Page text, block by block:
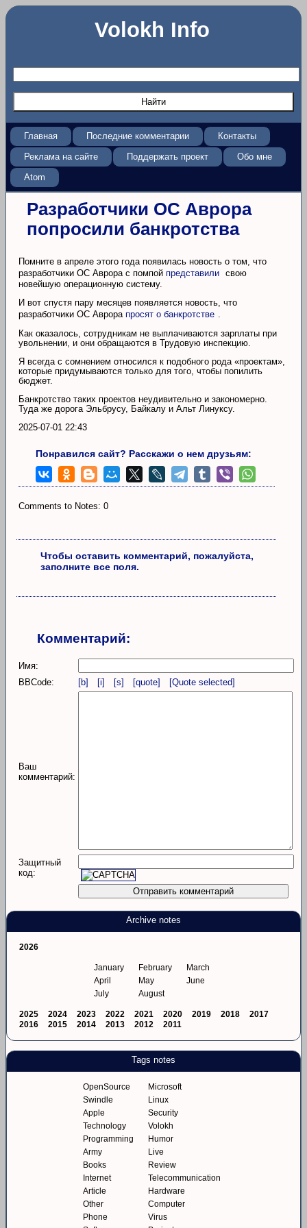
Volokh Info
Главная Последние комментарии
Контакты
Реклама на сайте
Поддержать проект
Обо мне
Atom
Разработчики ОС Аврора
попросили банкротства
Помните в апреле этого года появилась новость о том, что
разработчики ОС Аврора с помпой представили свою
новейшую операционную систему.
И вот спустя пару месяцев появляется новость, что
разработчики ОС Аврора просят о банкротстве
Как оказалось, сотрудникам не выплачиваются зарплаты при
увольнении, и они обращаются в Трудовую инспекцию.
Я всегда с сомнением относился к подобного рода «проектам»,
которые придумываются только для того, чтобы попилить
бюджет.
Банкротство таких проектов неудивительно и закономерно.
Туда же дорога Эльбрусу, Байкалу и Альт Линуксу.
2025-07-01 22:43
Понравился сайт? Расскажи о нем друзьям:
Comments to Notes: 0
Чтобы оставить комментарий, пожалуйста,
заполните все поля.
Комментарий:
Имя:
BBCode:
[b] [i] [s] [quote] [Quote selected]
Ваш
комментарий:
Защитный
код:
Archive notes
2026
January February
March
April
May
June
July
August
2025 2024 2023 2022 2021 2020 2019 2018
2017
2016
2015 2014 2013 2012 2011
Tags notes
OpenSource
Microsoft
Swindle
Linux
Apple
Security
Technology
Volokh
Programming
Humor
Army
Live
Books
Review
Internet
Telecommunication
Article
Hardware
Other
Computer
Phone
Virus